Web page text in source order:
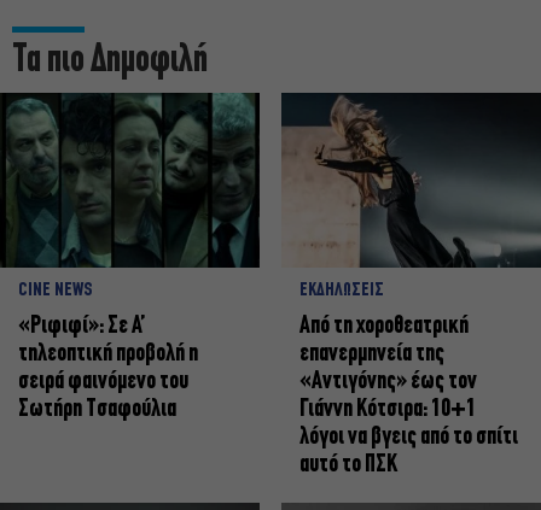
Τα πιο Δημοφιλή
CINE NEWS
«Ριφιφί»: Σε Α’
τηλεοπτική προβολή η
σειρά φαινόμενο του
Σωτήρη Τσαφούλια
ΕΚΔΗΛΩΣΕΙΣ
Από τη χοροθεατρική
επανερμηνεία της
«Αντιγόνης» έως τον
Γιάννη Κότσιρα: 10+1
λόγοι να βγεις από το σπίτι
αυτό το ΠΣΚ